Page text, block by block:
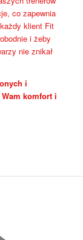
co zapewnia
klient Fit
i żeby
nie znikał
i
komfort i